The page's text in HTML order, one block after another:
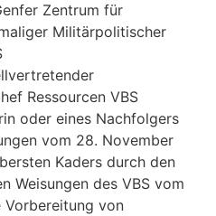
Zentrum für
Militärpolitischer
Ressourcen VBS
oder eines Nachfolgers
vom 28. November
Kaders durch den
Weisungen des VBS vom
Vorbereitung von